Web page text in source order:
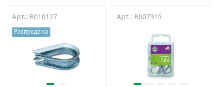
Арт.: B010127
Распродажа
Арт.: B007915